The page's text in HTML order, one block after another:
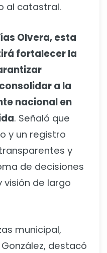
al catastral.
Olvera, esta
fortalecer la
a la
nacional en
. Señaló que
y un registro
y
de decisiones
visión de largo
municipal,
destacó